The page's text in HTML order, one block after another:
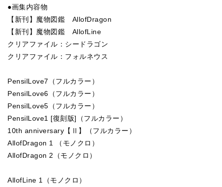
●画集内容物
【新刊】魔物図鑑 AllofDragon
【新刊】魔物図鑑 AllofLine
クリアファイル：シードラゴン
クリアファイル：フォルネウス
PensilLove7（フルカラー）
PensilLove6（フルカラー）
PensilLove5（フルカラー）
PensilLove1 [復刻版]（フルカラー）
10th anniversary【Ⅱ】（フルカラー）
AllofDragon 1 （モノクロ）
AllofDragon 2（モノクロ）
AllofLine 1（モノクロ）